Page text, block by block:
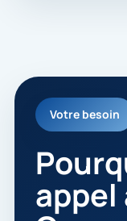
Votre besoin
appel